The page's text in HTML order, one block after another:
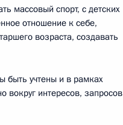
проект!»
массовый спорт, с детских
отношение к себе,
возраста, создавать
быть учтены и в рамках
вокруг интересов, запросов